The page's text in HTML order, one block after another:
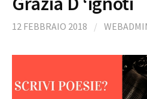
12 FEBBRAIO 2018 /